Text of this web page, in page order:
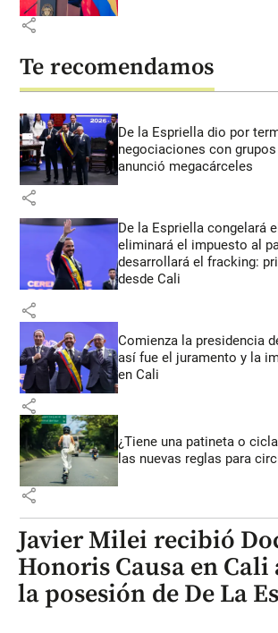
share
Te recomendamos
De la Espriella dio por
negociaciones con
anunció megacárceles
share
De la Espriella congelará
eliminará el impuesto al
desarrollará el fracking:
desde Cali
share
Comienza la presidencia
así fue el juramento y la
en Cali
share
¿Tiene una patineta o
las nuevas reglas para
share
Javier Milei recibió
Honoris Causa en Cali
la posesión de De La